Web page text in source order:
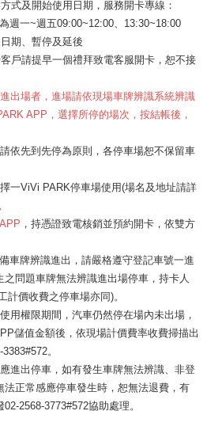
式及開始使用日期，服務開卡專線：
週一~週五09:00~12:00、13:30~18:00
期、暫停及延後
戶請提早一個禮拜致電客服開卡，恕不接
出場者，進場請依現場車牌辨識系統辨識
APP，選擇所停的場次，按結帳後，
依先到先停為原則，各停車場恕不保留車
一ViVi PARK停車場使用(場名及地址請詳
，持憑證致電核銷並預約開卡，依雙方
車牌辨識進出，請嚴格遵守登記車號一進
問題車牌無法辨識進出場停車，持卡人
計價收費之停車場亦同)。
用權限期間，汽車仍然停在場內未出場，
儲值金額後，依現場計價費率收費掃描出
。
進出停車，如有發生車牌無法辨識、非登
正常感應停車發生時，恕無法退費，有
2568-3773#572協助處理。